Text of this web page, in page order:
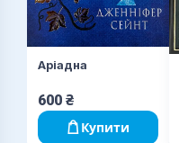
Аріадна
600 ₴
Купити